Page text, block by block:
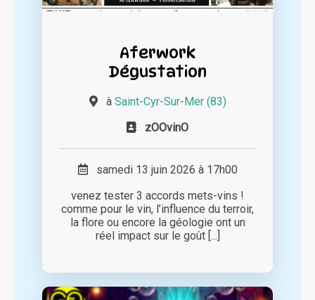
Aferwork
Dégustation
à Saint-Cyr-Sur-Mer (83)
zOOvinO
samedi 13 juin 2026 à 17h00
venez tester 3 accords mets-vins !
comme pour le vin, l’influence du terroir,
la flore ou encore la géologie ont un
réel impact sur le goût [...]